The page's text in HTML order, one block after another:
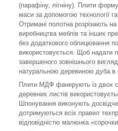
(парафіну, лігніну). Плити
маси за допомогою технології
Отримані полотна розрізають
виробництва меблів та інших
без додаткового облицювання
використовується. Щоб надати
завершеного зовнішнього
натуральною деревиною дуба в
Плити МДФ фанерують із двох
деревних листів
Шпонування виконують
дотримуються всіх правил
відповідністю малюнка